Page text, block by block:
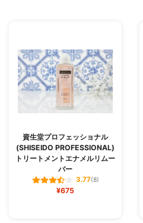
資生堂プロフェッショナル
(SHISEIDO PROFESSIONAL)
トリートメントエナメルリムー
バー
3.77(8)
¥675